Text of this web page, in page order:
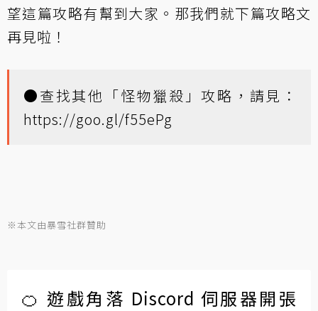
望這篇攻略有幫到大家。那我們就下篇攻略文
再見啦！
●查找其他「怪物獵殺」攻略，請見：
https://goo.gl/f55ePg
※本文由暴雪社群贊助
🍊 遊戲角落 Discord 伺服器開張